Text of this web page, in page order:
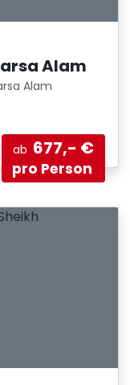
Alam
Alam
ab 677,- €
pro Person